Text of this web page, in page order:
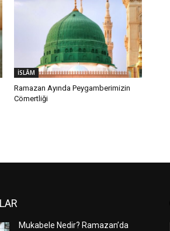
İSLÂM
Ramazan Ayında Peygamberimizin
Cömertliği
Mukabele Nedir? Ramazan’da